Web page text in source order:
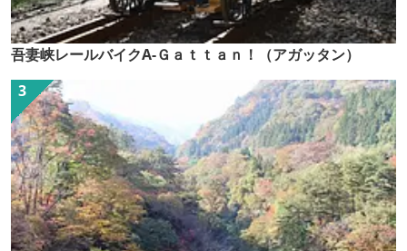
吾妻峡レールバイクA-Ｇａｔｔａｎ！（アガッタン）